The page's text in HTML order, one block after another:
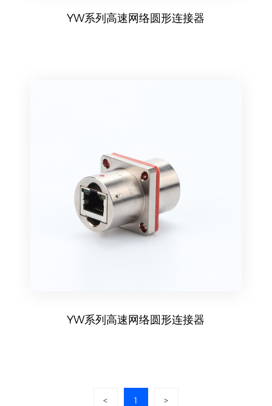
YW系列高速网络圆形连接器
YW系列高速网络圆形连接器
< 1 >